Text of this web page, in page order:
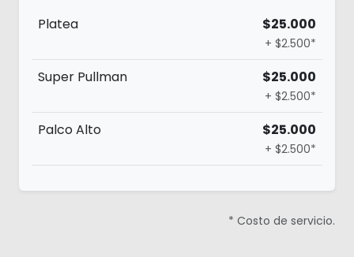
Platea
$25.000
+ $2.500*
Super Pullman $25.000
+ $2.500*
Palco Alto $25.000
+ $2.500*
* Costo de servicio.